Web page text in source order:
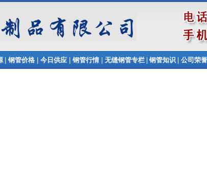
| 钢管价格 | 今日供应 | 钢管行情 | 无缝钢管专栏 | 钢管知识 | 公司荣誉